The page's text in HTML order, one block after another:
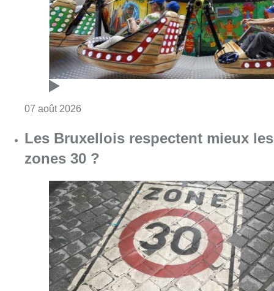
07 août 2026Consulter l'article "Les Bruxellois
Deux mineurs interpellés après un
vol à main armée dans un